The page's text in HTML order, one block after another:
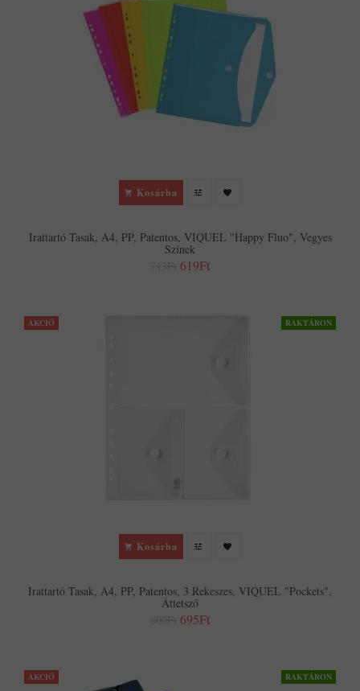
Kosárba
Irattartó Tasak, A4, PP, Patentos, VIQUEL "Happy Fluo", Vegyes
Színek
619Ft
AKCIÓ RAKTÁRON
Kosárba
Irattartó Tasak, A4, PP, Patentos, 3 Rekeszes, VIQUEL "Pockets",
Áttetsző
695Ft
AKCIÓ RAKTÁRON